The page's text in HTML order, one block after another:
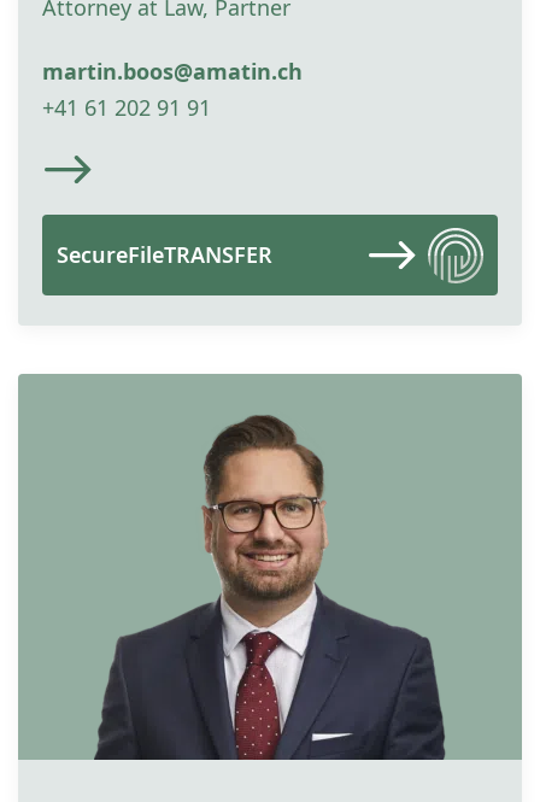
Attorney at Law, Partner
martin.boos@amatin.ch
+41 61 202 91 91
SecureFileTRANSFER